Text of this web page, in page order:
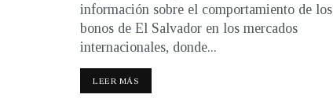
información sobre el comportamiento de los
bonos de El Salvador en los mercados
internacionales, donde...
LEER MÁS